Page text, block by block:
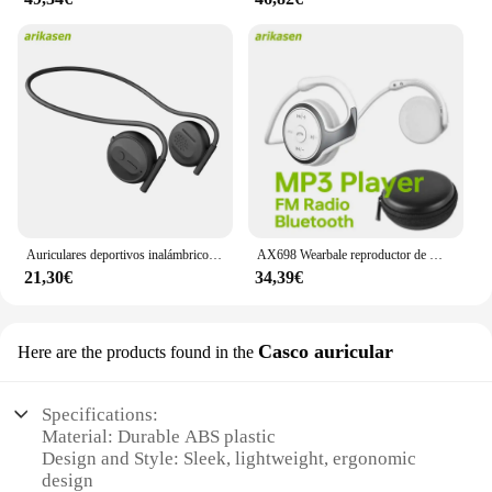
Auriculares deportivos inalámbricos con Bluetooth, cancelación de ruido Micrófono y abierta con audífonos de oreja, reproductor MP3, 32GB
21,30€
AX698 Wearbale reproductor de MP3 auriculares Bluetooth no intrauditivos auriculares inalámbricos con Radio FM ranura para tarjeta TF micrófono para deportes correr
34,39€
Here are the products found in the Casco auricular
Specifications:
Material: Durable ABS plastic
Design and Style: Sleek, lightweight, ergonomic
design